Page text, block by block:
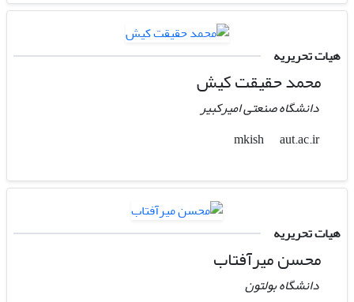
هیات تحریریه
محمد حقیقت کیش
دانشگاه صنعتی امیرکبیر
mkish
aut.ac.ir
هیات تحریریه
محسن میرآفتاب
دانشگاه بولتون